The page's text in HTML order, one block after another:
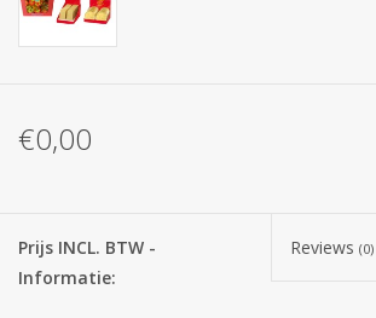
Kantoorbenodigdheden
Corona
Carnavalssnoep
€0,00
Prijs INCL. BTW -
Informatie:
Reviews (0)